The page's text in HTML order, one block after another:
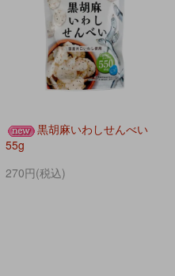
黒胡麻いわしせんべい
55g
270円(税込)